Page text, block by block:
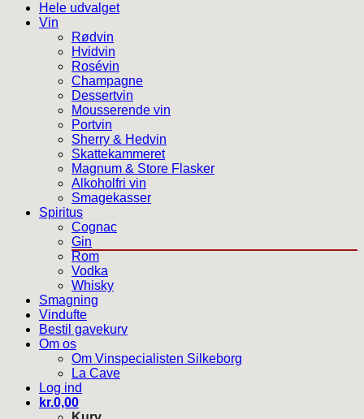
Hele udvalget
Vin
Rødvin
Hvidvin
Rosévin
Champagne
Dessertvin
Mousserende vin
Portvin
Sherry & Hedvin
Skattekammeret
Magnum & Store Flasker
Alkoholfri vin
Smagekasser
Spiritus
Cognac
Gin
Rom
Vodka
Whisky
Smagning
Vindufte
Bestil gavekurv
Om os
Om Vinspecialisten Silkeborg
La Cave
Log ind
kr.0,00